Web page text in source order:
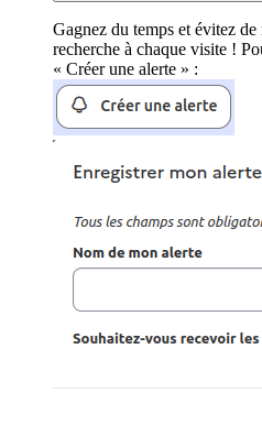
Gagnez du temps et évitez
recherche à chaque visite !
« Créer une alerte » :